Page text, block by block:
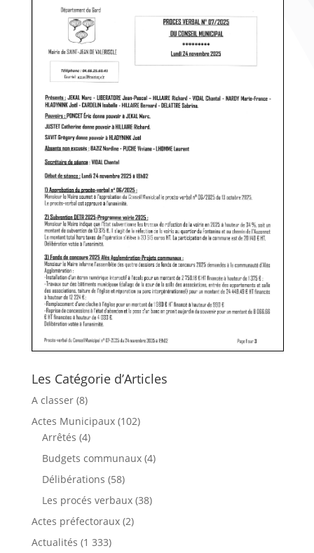
Les Catégorie d’Articles
A classer(8)
Actes Municipaux(102)
Arrêtés (4)
Budgets communaux(4)
Délibérations (58)
Les procés verbaux(38)
Actes préfectoraux(2)
Actualités (1 333)